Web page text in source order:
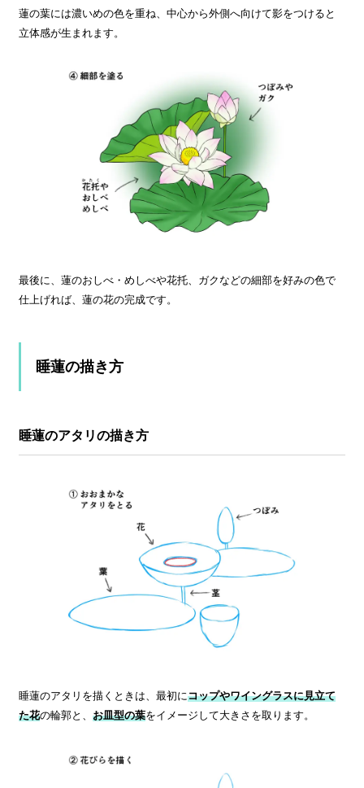
蓮の葉には濃いめの色を重ね、中心から外側へ向けて影をつけると
立体感が生まれます。
最後に、蓮のおしべ・めしべや花托、ガクなどの細部を好みの色で
仕上げれば、蓮の花の完成です。
睡蓮の描き方
睡蓮のアタリの描き方
睡蓮のアタリを描くときは、最初にコップやワイングラスに見立て
た花の輪郭と、 お皿型の葉をイメージして大きさを取ります。